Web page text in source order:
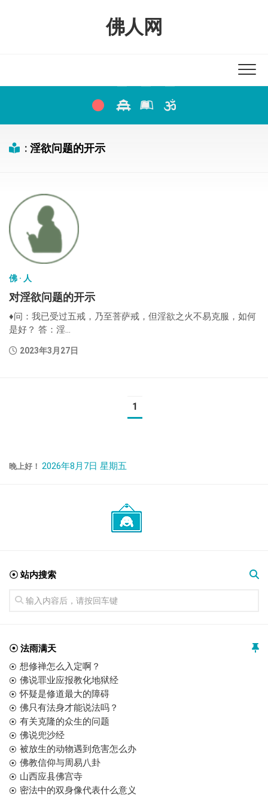
佛人网
: 淫欲问题的开示
佛 · 人
对淫欲问题的开示
♦问：我已受过五戒，乃至菩萨戒，但淫欲之火不易克服，如何
是好？ 答：淫...
2023年3月27日
1
晚上好！ 2026年8月7日 星期五
☉ 站内搜索
☉ 法雨满天
想修禅怎么入定啊？
佛说罪业应报教化地狱经
怀疑是修道最大的障碍
佛只有法身才能说法吗？
有关克隆的众生的问题
佛说兜沙经
被放生的动物遇到危害怎么办
佛教信仰与周易八卦
山西应县佛宫寺
密法中的双身像代表什么意义